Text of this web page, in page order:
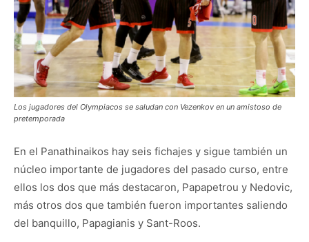
Los jugadores del Olympiacos se saludan con Vezenkov en un amistoso de
pretemporada
En el Panathinaikos hay seis fichajes y sigue también un
núcleo importante de jugadores del pasado curso, entre
ellos los dos que más destacaron, Papapetrou y Nedovic,
más otros dos que también fueron importantes saliendo
del banquillo, Papagianis y Sant-Roos.